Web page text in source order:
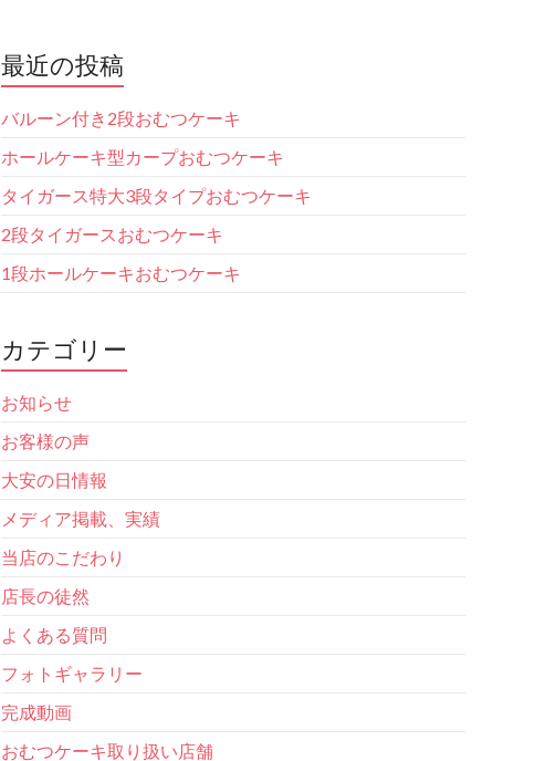
最近の投稿
バルーン付き2段おむつケーキ
ホールケーキ型カープおむつケーキ
タイガース特大3段タイプおむつケーキ
2段タイガースおむつケーキ
1段ホールケーキおむつケーキ
カテゴリー
お知らせ
お客様の声
大安の日情報
メディア掲載、実績
当店のこだわり
店長の徒然
よくある質問
フォトギャラリー
完成動画
おむつケーキ取り扱い店舗